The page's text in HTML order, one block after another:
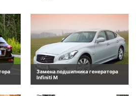
Замена подшипника генератора
Infiniti M